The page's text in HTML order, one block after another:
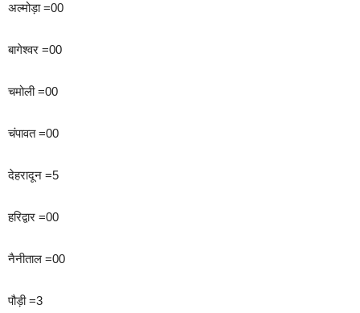
अल्मोड़ा =00
बागेश्वर =00
चमोली =00
चंपावत =00
देहरादून =5
हरिद्वार =00
नैनीताल =00
पौड़ी =3